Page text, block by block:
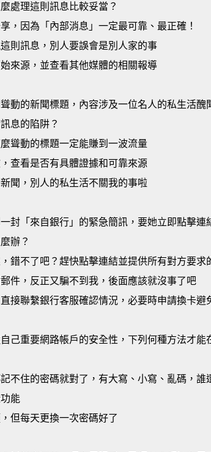
處理這則訊息比較妥當？
，因為「內部消息」一定最可靠、最正確！
則訊息，別人要誤會是別人家的事
來源，並查看其他媒體的相關報導
動的新聞標題，內容涉及一位名人的私生活
息的陷阱？
聳動的標題一定能賺到一波流量
查看是否有具體證據和可靠來源
聞，別人的私生活不關我的事啦
封「來自銀行」的緊急簡訊，要她立即點擊連
辦？
錯不了吧？趕快點擊連結並提供所有對方要求
件，反正又騙不到我，後面應該就沒事了吧
接聯繫銀行客服確認情況，必要時申請換卡避
己重要網路帳戶的安全性，下列何種方法才
不住的密碼就對了，有大寫、小寫、亂碼，誰
能
但每天更換一次密碼好了